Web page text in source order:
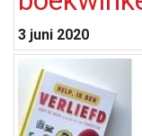
3 juni 2020